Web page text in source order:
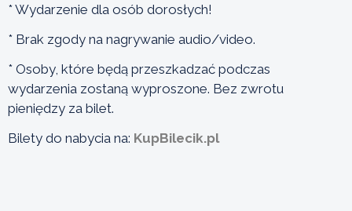
* Wydarzenie dla osób dorosłych!
* Brak zgody na nagrywanie audio/video.
* Osoby, które będą przeszkadzać podczas
wydarzenia zostaną wyproszone. Bez zwrotu
pieniędzy za bilet.
Bilety do nabycia na: KupBilecik.pl